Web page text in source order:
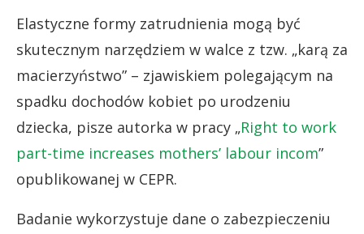
Elastyczne formy zatrudnienia mogą być
skutecznym narzędziem w walce z tzw. „karą za
macierzyństwo” – zjawiskiem polegającym na
spadku dochodów kobiet po urodzeniu
dziecka, pisze autorka w pracy „Right to work
part-time increases mothers’ labour incom”
opublikowanej w CEPR.
Badanie wykorzystuje dane o zabezpieczeniu